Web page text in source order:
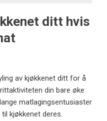
ditt hvis
av kjøkkenet ditt for å
din bare øke
matlagingsentusiaster
kjøkkenet deres.